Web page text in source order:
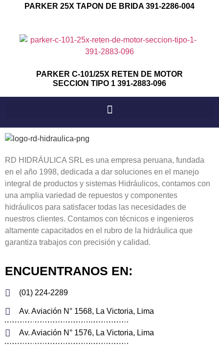
PARKER 25X TAPON DE BRIDA 391-2286-004
PARKER C-101/25X RETEN DE MOTOR
SECCION TIPO 1 391-2883-096
RD HIDRÁULICA SRL es una empresa peruana, fundada
en el año 1998, dedicada a dar soluciones en el manejo
integral de productos y sistemas Hidráulicos, contamos con
una amplia variedad de repuestos y componentes
hidráulicos para satisfacer todas las necesidades de
nuestros clientes. Contamos con técnicos e ingenieros
altamente capacitados en el rubro de la hidráulica que
garantiza trabajos con precisión y calidad.
ENCUENTRANOS EN:
(01) 224-2289
Av. Aviación N° 1568, La Victoria, Lima
Av. Aviación N° 1576, La Victoria, Lima